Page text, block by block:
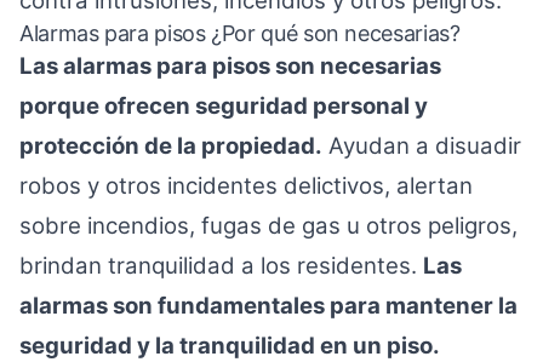
Alarmas para pisos ¿Por qué son necesarias?
Las alarmas para pisos son necesarias
porque ofrecen seguridad personal y
protección de la propiedad. Ayudan a disuadir
robos y otros incidentes delictivos, alertan
sobre incendios, fugas de gas u otros peligros,
brindan tranquilidad a los residentes. Las
alarmas son fundamentales para mantener la
seguridad y la tranquilidad en un piso.